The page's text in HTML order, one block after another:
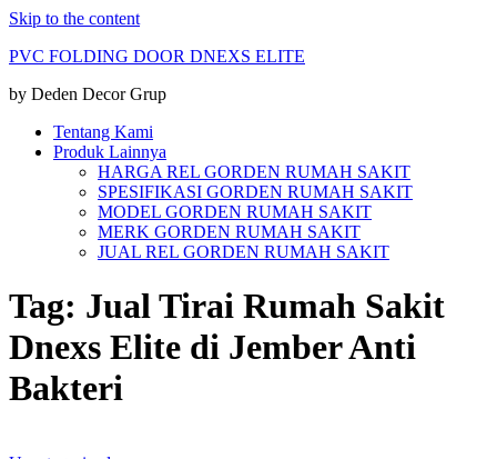
Skip to the content
PVC FOLDING DOOR DNEXS ELITE
by Deden Decor Grup
Tentang Kami
Produk Lainnya
HARGA REL GORDEN RUMAH SAKIT
SPESIFIKASI GORDEN RUMAH SAKIT
MODEL GORDEN RUMAH SAKIT
MERK GORDEN RUMAH SAKIT
JUAL REL GORDEN RUMAH SAKIT
Tag: Jual Tirai Rumah Sakit
Dnexs Elite di Jember Anti
Bakteri